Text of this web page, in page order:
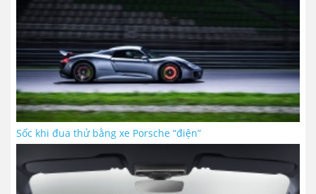
Sốc khi đua thử bằng xe Porsche “điện”